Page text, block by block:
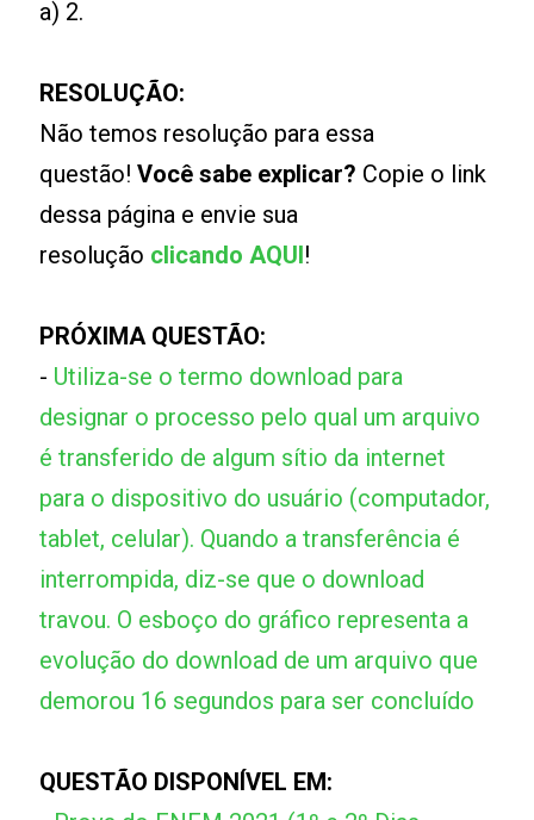
a) 2.
RESOLUÇÃO:
Não temos resolução para essa
questão!Você sabe explicar? Copie o link
dessa página e envie sua
resolução clicando AQUI!
PRÓXIMA QUESTÃO:
- Utiliza-se o termo download para
designar o processo pelo qual um arquivo
é transferido de algum sítio da internet
para o dispositivo do usuário (computador,
tablet, celular). Quando a transferência é
interrompida, diz-se que o download
travou. O esboço do gráfico representa a
evolução do download de um arquivo que
demorou 16 segundos para ser concluído
QUESTÃO DISPONÍVEL EM: